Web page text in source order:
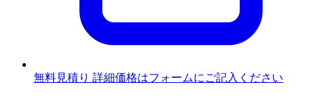
無料見積り 詳細価格はフォームにご記入ください